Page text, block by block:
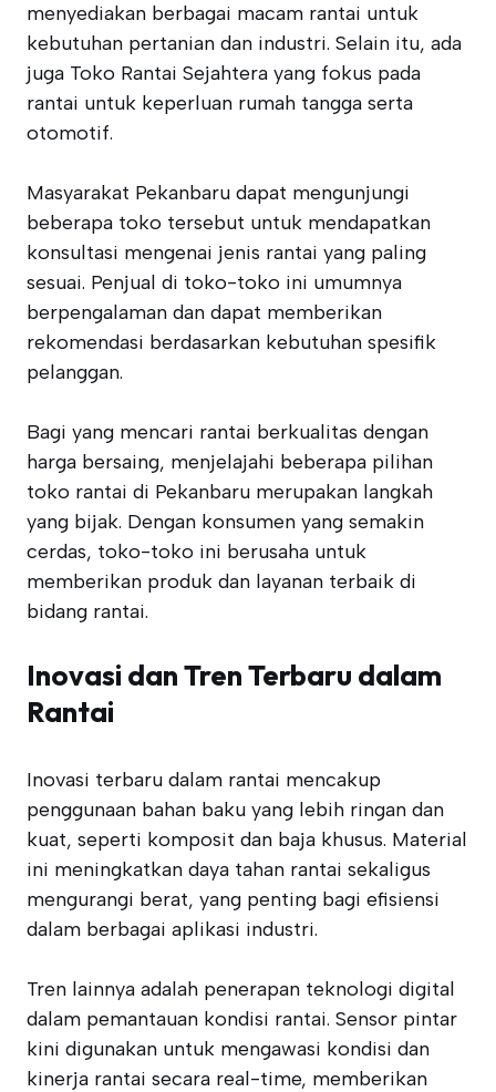
menyediakan berbagai macam rantai untuk
kebutuhan pertanian dan industri. Selain itu, ada
juga Toko Rantai Sejahtera yang fokus pada
rantai untuk keperluan rumah tangga serta
otomotif.
Masyarakat Pekanbaru dapat mengunjungi
beberapa toko tersebut untuk mendapatkan
konsultasi mengenai jenis rantai yang paling
sesuai. Penjual di toko-toko ini umumnya
berpengalaman dan dapat memberikan
rekomendasi berdasarkan kebutuhan spesifik
pelanggan.
Bagi yang mencari rantai berkualitas dengan
harga bersaing, menjelajahi beberapa pilihan
toko rantai di Pekanbaru merupakan langkah
yang bijak. Dengan konsumen yang semakin
cerdas, toko-toko ini berusaha untuk
memberikan produk dan layanan terbaik di
bidang rantai.
Inovasi dan Tren Terbaru dalam
Rantai
Inovasi terbaru dalam rantai mencakup
penggunaan bahan baku yang lebih ringan dan
kuat, seperti komposit dan baja khusus. Material
ini meningkatkan daya tahan rantai sekaligus
mengurangi berat, yang penting bagi efisiensi
dalam berbagai aplikasi industri.
Tren lainnya adalah penerapan teknologi digital
dalam pemantauan kondisi rantai. Sensor pintar
kini digunakan untuk mengawasi kondisi dan
kinerja rantai secara real-time, memberikan